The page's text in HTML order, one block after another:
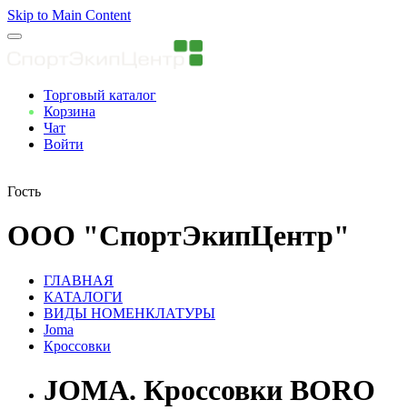
Skip to Main Content
Торговый каталог
Корзина
Чат
Войти
Гость
ООО "СпортЭкипЦентр"
ГЛАВНАЯ
КАТАЛОГИ
ВИДЫ НОМЕНКЛАТУРЫ
Joma
Кроссовки
JOMA. Кроссовки BORO